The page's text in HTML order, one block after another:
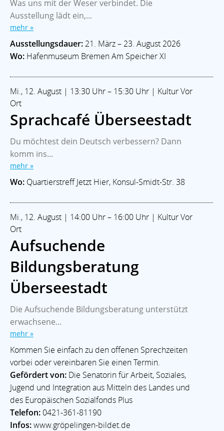
Was uns mit der Weser verbindet. Die
Ausstellung lädt ein,...
mehr »
Ausstellungsdauer:21. März – 23. August 2026
Wo: Hafenmuseum Bremen Am Speicher XI
Mi., 12. August | 13:30 Uhr – 15:30 Uhr | Kultur Vor
Ort
Sprachcafé Überseestadt
Du möchtest dein Deutsch verbessern? Dann
komm ins...
mehr »
Wo: Quartierstreff Jetzt Hier, Konsul-Smidt-Str. 38
Mi., 12. August | 14:00 Uhr – 16:00 Uhr | Kultur Vor
Ort
Aufsuchende
Bildungsberatung
Überseestadt
Die Aufsuchende Bildungsberatung unterstützt
erwachsene...
mehr »
Kommen Sie einfach zu den offenen Sprechzeiten
vorbei oder vereinbaren Sie einen Termin.
Gefördert von: Die Senatorin für Arbeit, Soziales,
Jugend und Integration aus Mitteln des Landes und
des Europäischen Sozialfonds Plus
Telefon: 0421-361-81190
Infos:www.gröpelingen-bildet.de